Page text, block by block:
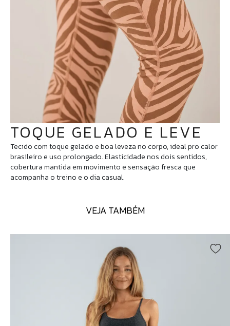
TOQUE GELADO E LEVE
Tecido com toque gelado e boa leveza no corpo, ideal pro calor
brasileiro e uso prolongado. Elasticidade nos dois sentidos,
cobertura mantida em movimento e sensação fresca que
acompanha o treino e o dia casual.
VEJA TAMBÉM